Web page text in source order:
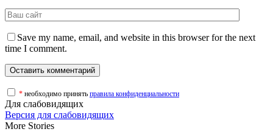
Save my name, email, and website in this browser for the next
time I comment.
* необходимо принять правила конфиденциальности
Для слабовидящих
Версия для слабовидящих
More Stories